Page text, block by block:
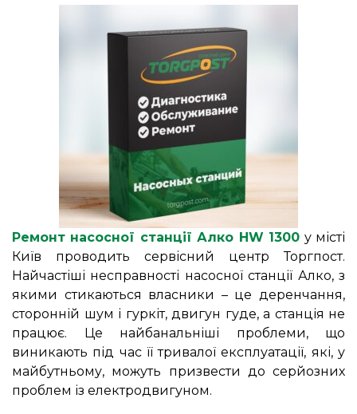
Ремонт насосної станції Алко HW 1300 у місті
Київ проводить сервісний центр Торгпост.
Найчастіші несправності насосної станції Алко, з
якими стикаються власники – це деренчання,
сторонній шум і гуркіт, двигун гуде, а станція не
працює. Це найбанальніші проблеми, що
виникають під час її тривалої експлуатації, які, у
майбутньому, можуть призвести до серйозних
проблем із електродвигуном.